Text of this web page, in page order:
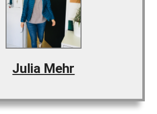
Julia Mehr